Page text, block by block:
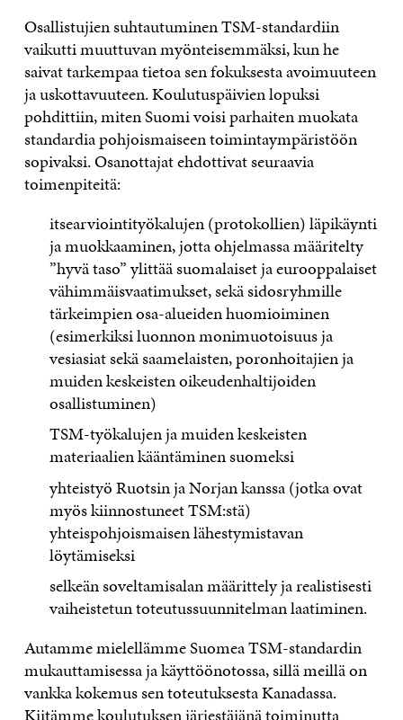
Osallistujien suhtautuminen TSM-standardiin
vaikutti muuttuvan myönteisemmäksi, kun he
saivat tarkempaa tietoa sen fokuksesta avoimuuteen
ja uskottavuuteen. Koulutuspäivien lopuksi
pohdittiin, miten Suomi voisi parhaiten muokata
standardia pohjoismaiseen toimintaympäristöön
sopivaksi. Osanottajat ehdottivat seuraavia
toimenpiteitä:
itsearviointityökalujen (protokollien) läpikäynti
ja muokkaaminen, jotta ohjelmassa määritelty
”hyvä taso” ylittää suomalaiset ja eurooppalaiset
vähimmäisvaatimukset, sekä sidosryhmille
tärkeimpien osa-alueiden huomioiminen
(esimerkiksi luonnon monimuotoisuus ja
vesiasiat sekä saamelaisten, poronhoitajien ja
muiden keskeisten oikeudenhaltijoiden
osallistuminen)
TSM-työkalujen ja muiden keskeisten
materiaalien kääntäminen suomeksi
yhteistyö Ruotsin ja Norjan kanssa (jotka ovat
myös kiinnostuneet TSM:stä)
yhteispohjoismaisen lähestymistavan
löytämiseksi
selkeän soveltamisalan määrittely ja realistisesti
vaiheistetun toteutussuunnitelman laatiminen.
Autamme mielellämme Suomea TSM-standardin
mukauttamisessa ja käyttöönotossa, sillä meillä on
vankka kokemus sen toteutuksesta Kanadassa.